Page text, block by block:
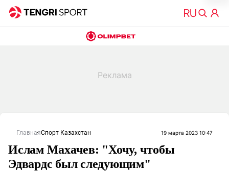
ГлавнаяСпорт Казахстан 19 марта 2023 10:47
Ислам Махачев: "Хочу, чтобы
Эдвардс был следующим"